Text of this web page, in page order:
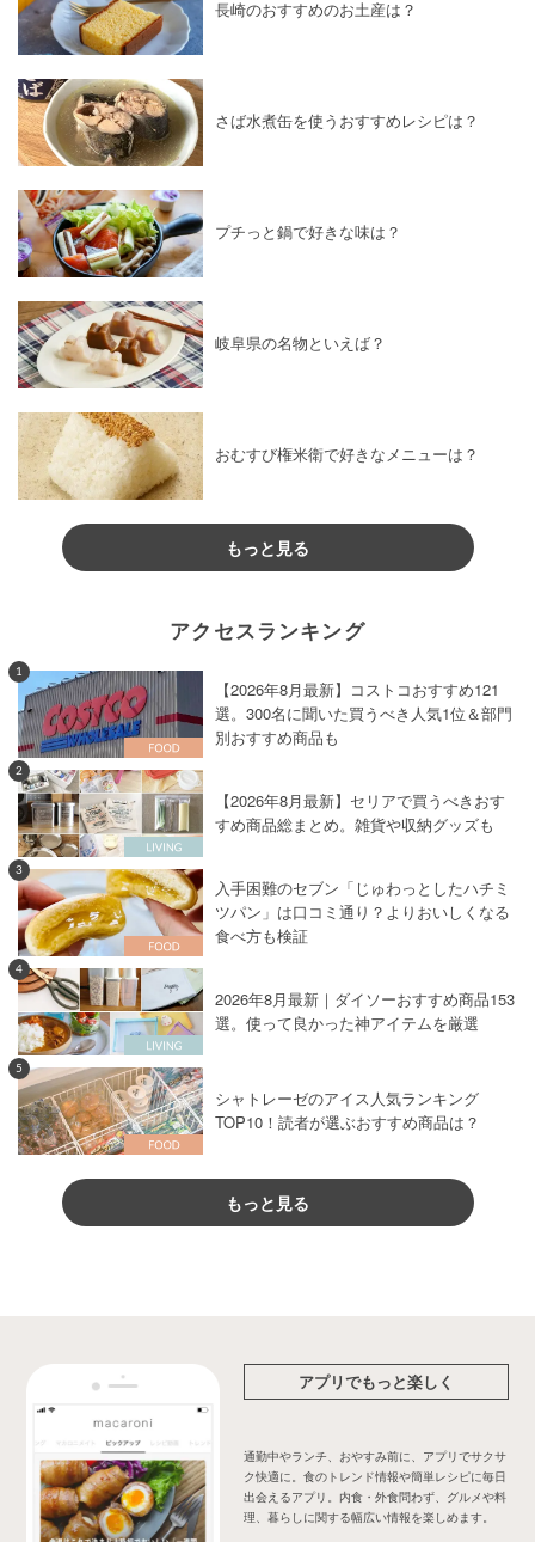
長崎のおすすめのお土産は？
さば水煮缶を使うおすすめレシピは？
プチっと鍋で好きな味は？
岐阜県の名物といえば？
おむすび権米衛で好きなメニューは？
もっと見る
アクセスランキング
1
【2026年8月最新】コストコおすすめ121
選。300名に聞いた買うべき人気1位＆部門
別おすすめ商品も
2
【2026年8月最新】セリアで買うべきおす
すめ商品総まとめ。雑貨や収納グッズも
3
入手困難のセブン「じゅわっとしたハチミ
ツパン」は口コミ通り？よりおいしくなる
食べ方も検証
4
2026年8月最新｜ダイソーおすすめ商品153
選。使って良かった神アイテムを厳選
5
シャトレーゼのアイス人気ランキング
TOP10！読者が選ぶおすすめ商品は？
もっと見る
アプリでもっと楽しく
通勤中やランチ、おやすみ前に、アプリでサクサ
ク快適に。食のトレンド情報や簡単レシピに毎日
出会えるアプリ。内食・外食問わず、グルメや料
理、暮らしに関する幅広い情報を楽しめます。